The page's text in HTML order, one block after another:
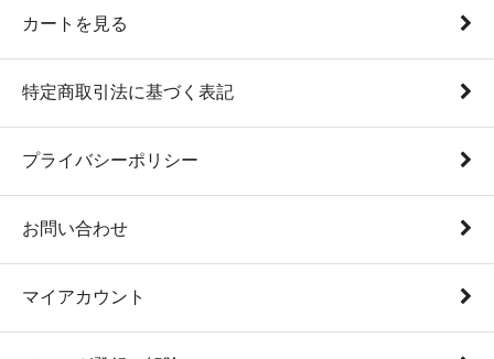
カートを見る
特定商取引法に基づく表記
プライバシーポリシー
お問い合わせ
マイアカウント